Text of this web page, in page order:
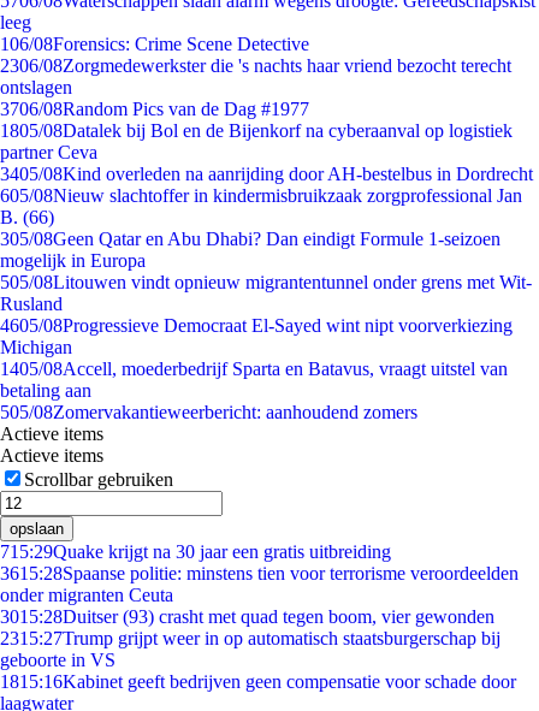
leeg
106/08Forensics: Crime Scene Detective
2306/08Zorgmedewerkster die 's nachts haar vriend bezocht terecht
ontslagen
3706/08Random Pics van de Dag #1977
1805/08Datalek bij Bol en de Bijenkorf na cyberaanval op logistiek
partner Ceva
3405/08Kind overleden na aanrijding door AH-bestelbus in Dordrecht
605/08Nieuw slachtoffer in kindermisbruikzaak zorgprofessional Jan
B. (66)
305/08Geen Qatar en Abu Dhabi? Dan eindigt Formule 1-seizoen
mogelijk in Europa
505/08Litouwen vindt opnieuw migrantentunnel onder grens met Wit-
Rusland
4605/08Progressieve Democraat El-Sayed wint nipt voorverkiezing
Michigan
1405/08Accell, moederbedrijf Sparta en Batavus, vraagt uitstel van
betaling aan
505/08Zomervakantieweerbericht: aanhoudend zomers
Actieve items
Actieve items
Scrollbar gebruiken
opslaan
715:29Quake krijgt na 30 jaar een gratis uitbreiding
3615:28Spaanse politie: minstens tien voor terrorisme veroordeelden
onder migranten Ceuta
3015:28Duitser (93) crasht met quad tegen boom, vier gewonden
2315:27Trump grijpt weer in op automatisch staatsburgerschap bij
geboorte in VS
1815:16Kabinet geeft bedrijven geen compensatie voor schade door
laagwater